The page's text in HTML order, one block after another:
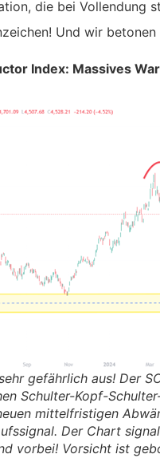
die bei Vollendung
Und wir betonen
Index: Massives
gefährlich aus! Der
Schulter-Kopf-
mittelfristigen
Der Chart
vorbei! Vorsicht ist